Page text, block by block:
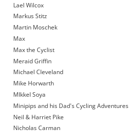
Lael Wilcox
Markus Stitz
Martin Moschek
Max
Max the Cyclist
Meraid Griffin
Michael Cleveland
Mike Horwarth
MIkkel Soya
Minipips and his Dad's Cycling Adventures
Neil & Harriet Pike
Nicholas Carman